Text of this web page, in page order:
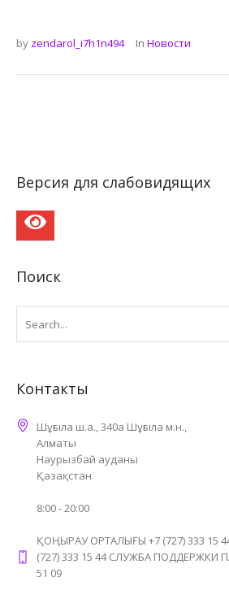
by zendarol_i7h1n494 In Новости
Версия для слабовидящих
Поиск
Контакты
Шұғыла ш.а., 340а Шұғыла м.н.,
Алматы
Наурызбай ауданы
Қазақстан
8:00 - 20:00
ҚОҢЫРАУ ОРТАЛЫҒЫ +7 (727) 333 15
(727) 333 15 44 СЛУЖБА ПОДДЕРЖКИ
51 09